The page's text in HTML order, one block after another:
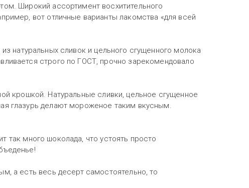
Широкий ассортимент восхитительного
вот отличные варианты лакомства «для всей
из натуральных сливок и цельного сгущенного молока
строго по ГОСТ, прочно зарекомендовало
крошкой. Натуральные сливки, цельное сгущенное
глазурь делают мороженое таким вкусным.
так много шоколада, что устоять просто
а есть весь десерт самостоятельно, то